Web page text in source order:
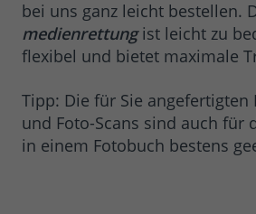
bei uns ganz leicht bestellen.
medienrettungist leicht zu
flexibel und bietet maximale
Tipp: Die für Sie angefertigten
und Foto-Scans sind auch für
in einem Fotobuch bestens